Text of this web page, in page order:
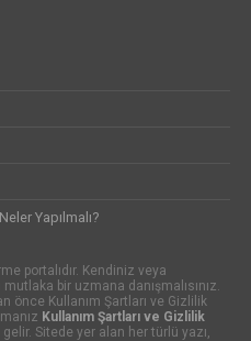
Yapılmalı?
portalıdır. Kendiniz veya
bir uzmana danışmalısınız.
önce Kullanım Şartları ve Gizlilik
Kullanım Şartları ve Gizlilik
Sitede yer alan her türlü yazı,